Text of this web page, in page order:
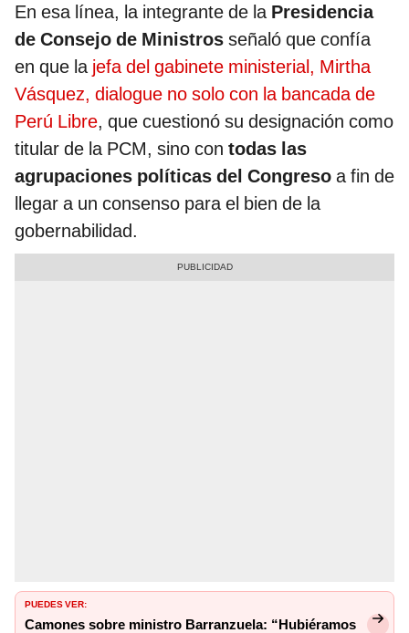
En esa línea, la integrante de la Presidencia
de Consejo de Ministros señaló que confía
en que la jefa del gabinete ministerial, Mirtha
Vásquez, dialogue no solo con la bancada de
Perú Libre, que cuestionó su designación como
titular de la PCM, sino con todas las
agrupaciones políticas del Congreso a fin de
llegar a un consenso para el bien de la
gobernabilidad.
PUEDES VER:
Camones sobre ministro Barranzuela: “Hubiéramos